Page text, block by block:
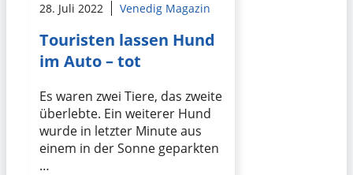
28. Juli 2022 Venedig Magazin
Touristen lassen Hund
im Auto – tot
Es waren zwei Tiere, das zweite
überlebte. Ein weiterer Hund
wurde in letzter Minute aus
einem in der Sonne geparkten
…